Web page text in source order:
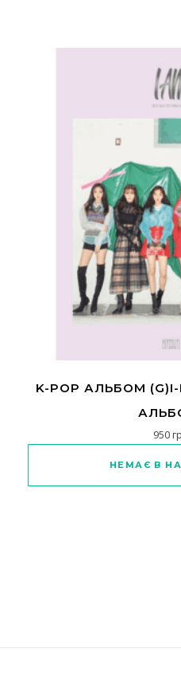
K-POP АЛЬБОМ (G)I-
950
НЕМАЄ В